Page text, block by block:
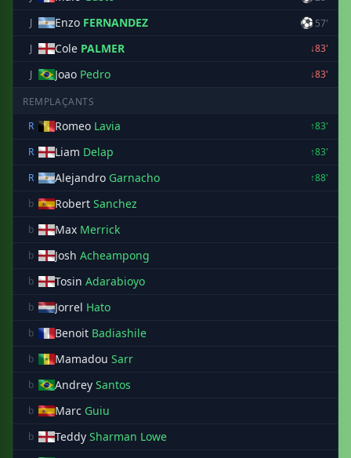
J
Enzo FERNANDEZ ⚽ 57'
J
Cole PALMER
↓83'
J
Joao Pedro ↓83'
REMPLAÇANTS
R
Romeo Lavia
↑83'
R
Liam Delap
↑83'
R
Alejandro Garnacho
↑88'
b
Robert Sanchez
b Max Merrick
b Josh Acheampong
b Tosin Adarabioyo
b Jorrel Hato
b Benoit Badiashile
b Mamadou Sarr
b Andrey Santos
b Marc Guiu
b Teddy Sharman Lowe